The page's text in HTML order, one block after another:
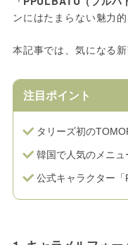
ンにはたまらない魅力
本記事では、気になる
注目ポイント
タリーズ初の
韓国で人気のメニ
公式キャラクター「